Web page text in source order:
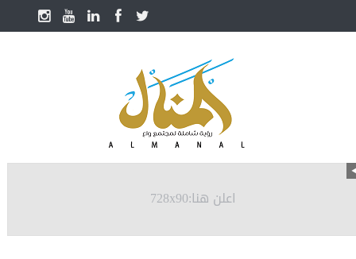
اعلن هنا:728x90